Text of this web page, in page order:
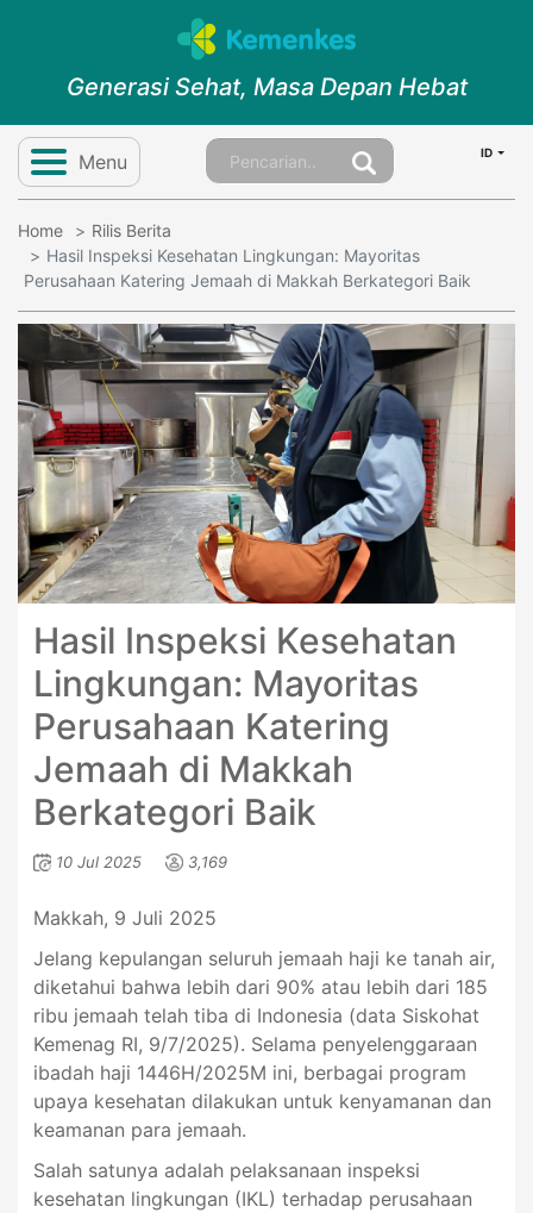
Generasi Sehat, Masa Depan Hebat
Menu ID
Home
Rilis Berita
Hasil Inspeksi Kesehatan Lingkungan: Mayoritas
Perusahaan Katering Jemaah di Makkah Berkategori Baik
Hasil Inspeksi Kesehatan
Lingkungan: Mayoritas
Perusahaan Katering
Jemaah di Makkah
Berkategori Baik
10 Jul 2025 3,169
Makkah, 9 Juli 2025
Jelang kepulangan seluruh jemaah haji ke tanah air,
diketahui bahwa lebih dari 90% atau lebih dari 185
ribu jemaah telah tiba di Indonesia (data Siskohat
Kemenag RI, 9/7/2025). Selama penyelenggaraan
ibadah haji 1446H/2025M ini, berbagai program
upaya kesehatan dilakukan untuk kenyamanan dan
keamanan para jemaah.
Salah satunya adalah pelaksanaan inspeksi
kesehatan lingkungan (IKL) terhadap perusahaan